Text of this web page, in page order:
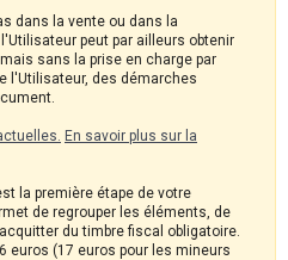
dans la vente ou dans la
peut par ailleurs obtenir
sans la prise en charge par
l'Utilisateur, des démarches
En savoir plus sur la
la première étape de votre
de regrouper les éléments, de
du timbre fiscal obligatoire.
euros (17 euros pour les mineurs